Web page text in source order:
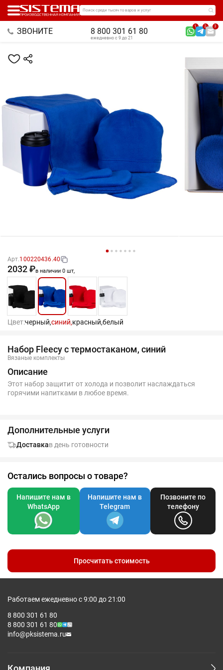
Поиск среди тысяч товаров и услуг
ЗВОНИТЕ 8 800 301 61 80
1 2 3
ежедневно с 9 до 21
Арт.100220436.40
2032 ₽в наличии 0 шт,
Цвет:черный,синий,красный,белый
Набор Fleecy с термостаканом, синий
Вязаные комплекты
Описание
Этот набор защитит от холода и позволит наслаждаться
горячими напитками в любое время.
Дополнительные услуги
Доставкав день готовности
Остались вопросы о товаре?
Напишите нам в
WhatsApp
Напишите нам в
Telegram
Позвоните по
телефону
Просчитать стоимость
Работаем ежедневно с 9:00 до 21:00
8 800 301 61 80
8 800 301 61 80
info@pksistema.ru